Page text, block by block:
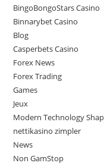
BingoBongoStars Casino
Binnarybet Casino
Blog
Casperbets Casino
Forex News
Forex Trading
Games
Jeux
Modern Technology
nettikasino zimpler
News
Non GamStop